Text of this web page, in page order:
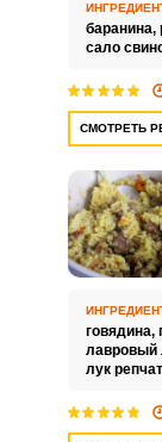
баранина,
сало
СМОТРЕТЬ
говядина,
лавровый
лук